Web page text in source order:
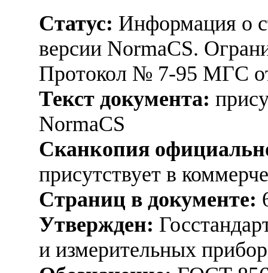
Статус: Информация о
версии NormaCS.
Протокол № 7-95 МГС
Текст документа:
NormaCS
Сканкопия
присутствует в
Страниц в документе:
Утвержден:
и измерительных